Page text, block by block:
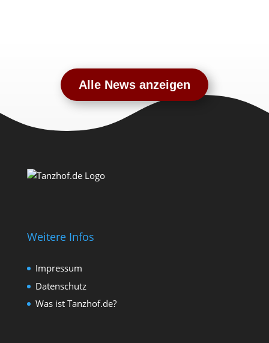
Alle News anzeigen
Weitere Infos
Impressum
Datenschutz
Was ist Tanzhof.de?